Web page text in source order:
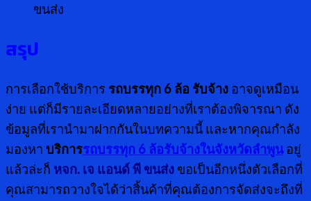
ขนส่ง
สรุป
การเลือกใช้บริการ รถบรรทุก 6 ล้อ รับจ้าง อาจดูเหมือน
ง่าย แต่ก็มีรายละเอียดหลายอย่างที่เราต้องพิจารณา ดัง
ข้อมูลที่เรานำมาฝากกันในบทความนี้ และหากคุณกำลัง
มองหา บริการรถบรรทุก 6 ล้อรับจ้างในจังหวัดลำพูนอยู่
แล้วล่ะก็ หจก. เจ แอนด์ พี ขนส่งขอเป็นอีกหนึ่งตัวเลือกที่
คุณสามารถวางใจได้ว่าสิ้นค้าที่คุณต้องการจัดส่งจะถึงที่